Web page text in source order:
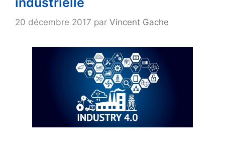
20 décembre 2017 par Vincent Gache